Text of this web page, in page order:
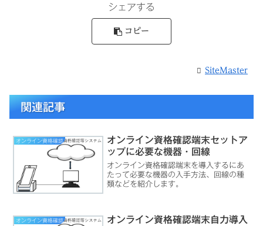
シェアする
コピー
SiteMaster
関連記事
オンライン資格確認
オンライン資格確認端末セットア
ップに必要な機器・回線
オンライン資格確認端末を導入するにあ
たって必要な機器の入手方法、回線の種
類などを紹介します。
オンライン資格確認
オンライン資格確認端末自力導入